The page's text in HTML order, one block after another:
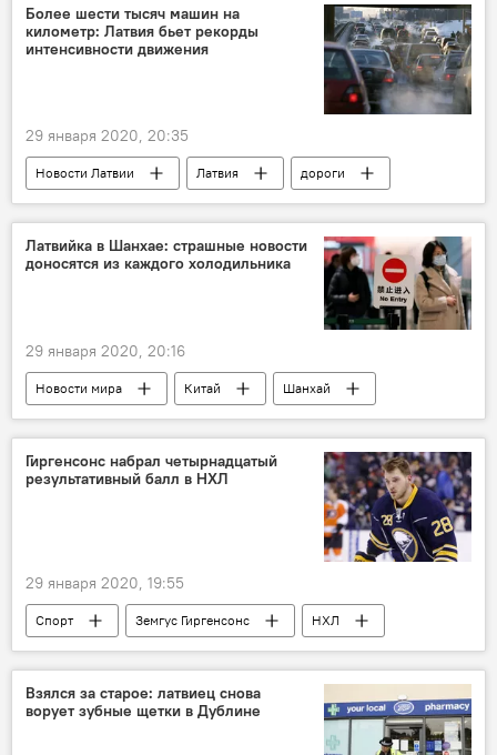
Куньлунь
Такой хоккей нам нужен
коронавирус
Более шести тысяч машин на
километр: Латвия бьет рекорды
интенсивности движения
29 января 2020, 20:35
Новости Латвии Латвия дороги
Латвийка в Шанхае: страшные новости
доносятся из каждого холодильника
29 января 2020, 20:16
Новости мира Китай
Шанхай
Латвия
коронавирус
Гиргенсонс набрал четырнадцатый
результативный балл в НХЛ
29 января 2020, 19:55
Спорт Земгус Гиргенсонс НХЛ
Взялся за старое: латвиец снова
ворует зубные щетки в Дублине